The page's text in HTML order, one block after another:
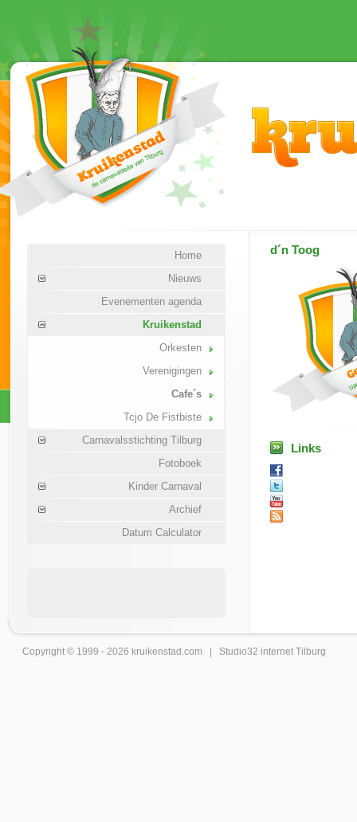
Home
Nieuws
Evenementen agenda
Kruikenstad
Orkesten
Verenigingen
Cafe´s
Tcjo De Fistbiste
Carnavalsstichting Tilburg
Fotoboek
Kinder Carnaval
Archief
Datum Calculator
d´n Toog
Links
Copyright © 1999 - 2026 kruikenstad .com | Studio32 internet Tilburg